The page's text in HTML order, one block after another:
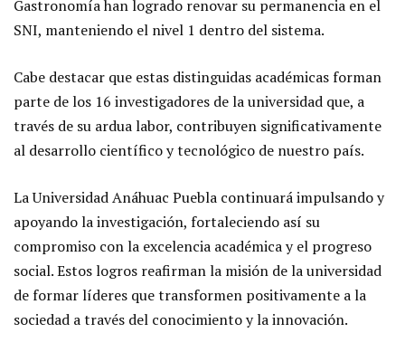
Gastronomía han logrado renovar su permanencia en el
SNI, manteniendo el nivel 1 dentro del sistema.
Cabe destacar que estas distinguidas académicas forman
parte de los 16 investigadores de la universidad que, a
través de su ardua labor, contribuyen significativamente
al desarrollo científico y tecnológico de nuestro país.
La Universidad Anáhuac Puebla continuará impulsando y
apoyando la investigación, fortaleciendo así su
compromiso con la excelencia académica y el progreso
social. Estos logros reafirman la misión de la universidad
de formar líderes que transformen positivamente a la
sociedad a través del conocimiento y la innovación.